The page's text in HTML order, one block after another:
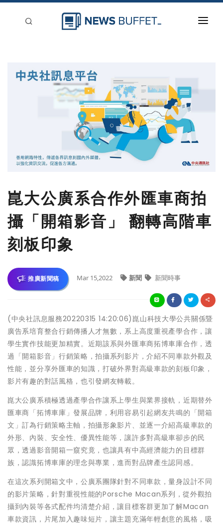
崑大公廣系合作外匯車商拍
攝「開箱影音」 翻轉高階車
刻板印象
推廣新聞稿 Mar 15,2022 新聞 新聞時事
(中央社訊息服務20220315 14:20:06)崑山科技大學公共關係暨
廣告系培育整合行銷傳播人才無數，系上高度重視產學合作，讓
學生實作技能更加精實。近期該系與外匯車商拓博車庫合作，透
過「開箱影音」行銷策略，拍攝系列影片，介紹不同車款外觀及
性能，並分享外匯車的知識，打破外界對高級車款的刻板印象，
影片有趣的對話風格，也引發網友轉載。
崑大公廣系積極透過產學合作讓系上學生與業界接軌，近期替外
匯車商「拓博車庫」發展品牌，利用容易引起網友共鳴的「開箱
文」訂為行銷策略主軸，拍攝形象影片、並逐一介紹高級車款的
外形、內裝、安全性、優異性能等，讓許多對高級車卻步的民
眾，透過影音開箱一窺究竟，也讓具有中高經濟能力的目標群
族，認識拓博車庫的理念與專業，進而對品牌產生認同感。
在這次系列開箱文中，公廣系團隊針對不同車款，量身設計不同
的影片策略，針對重視性能的Porsche Macan系列，從外觀拍
攝到內裝等各式配件均清楚介紹，讓目標客群更加了解Macan
車款資訊，片尾加入趣味短片，讓主題充滿年輕創意的風格，吸